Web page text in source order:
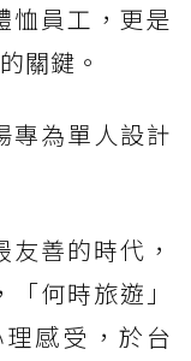
恤員工，更是
關鍵。
專為單人設計
善的時代，
何時旅遊」
感受，於台